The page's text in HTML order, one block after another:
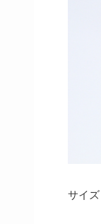
サイ